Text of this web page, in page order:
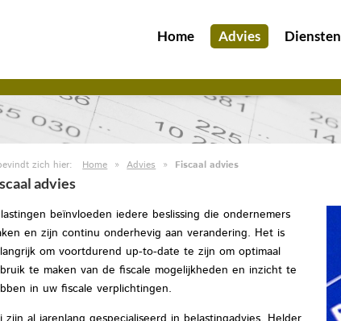
Home Advies Diensten
zich hier: Home » Advies » Fiscaal advies
advies
beïnvloeden iedere beslissing die ondernemers
en zijn continu onderhevig aan verandering. Het is
om voortdurend up-to-date te zijn om optimaal
te maken van de fiscale mogelijkheden en inzicht te
in uw fiscale verplichtingen.